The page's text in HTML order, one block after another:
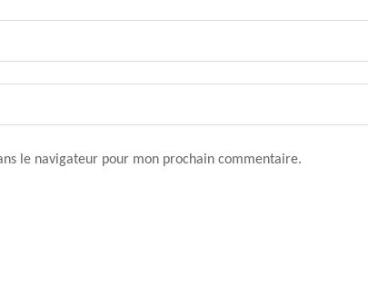
le navigateur pour mon prochain commentaire.